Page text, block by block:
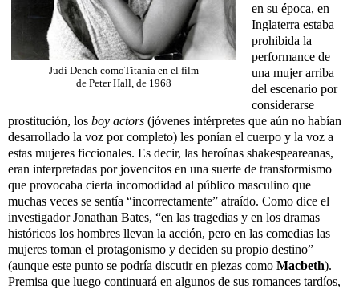
Judi Dench comoTitania en el film
de Peter Hall, de 1968
en su época, en
Inglaterra estaba
prohibida la
performance de
una mujer arriba
del escenario por
considerarse
prostitución, los boy actors (jóvenes intérpretes que aún no habían
desarrollado la voz por completo) les ponían el cuerpo y la voz a
estas mujeres ficcionales. Es decir, las heroínas shakespeareanas,
eran interpretadas por jovencitos en una suerte de transformismo
que provocaba cierta incomodidad al público masculino que
muchas veces se sentía “incorrectamente” atraído. Como dice el
investigador Jonathan Bates, “en las tragedias y en los dramas
históricos los hombres llevan la acción, pero en las comedias las
mujeres toman el protagonismo y deciden su propio destino”
(aunque este punto se podría discutir en piezas como Macbeth).
Premisa que luego continuará en algunos de sus romances tardíos,